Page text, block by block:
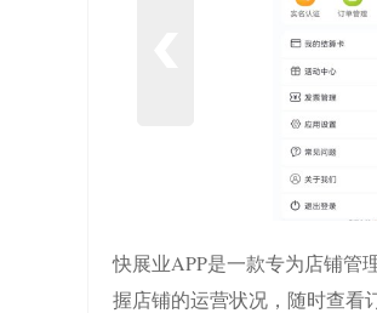
快展业APP是一款专为店铺管
握店铺的运营状况，随时查看